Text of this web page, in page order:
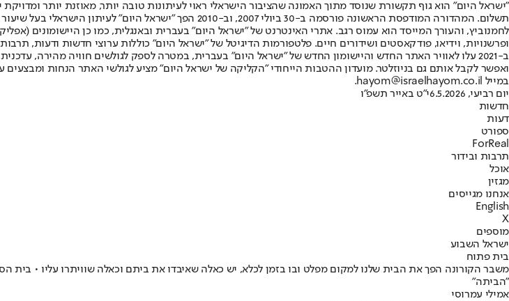
"ישראל היום" הוא גוף תקשורת שנוסד מתוך האמונה שהציבור הישראלי ראוי לעיתונות טובה יותר, מאוזנת יותר
תשלום. המהדורה המודפסת הראשונה פורסמה ב-30 ביולי 2007, וב-
ופרשנויות, וידיאו, פודקאסטים ושידורים חיים. פלטפורמות הדיגיטל של "ישראל היום" כוללות ערוצי חדשות ודעות,
ב-2021 עלו לאוויר האתר החדש והיישומון החדש של "ישראל היום" בעברית, במטרה לספק לגולשים חוויה מהירה,
ואפשר לקבל אותם גם בניוזלטר. מועדון ההטבות הייחודי "הקליקה של ישראל היום" מציע לגולשי האתר הנחות
במייל hayom@israelhayom.co.il.
יום רביעי, 6.5.2026
י"ט באייר תשפ"ו
חדשות
דעות
ספורט
ForReal
תרבות ובידור
אוכל
מגזין
אנחנו מגייסים
English
X
מוספים
ישראל השבוע
בית פתוח
"הביתה"
אמילי עמרוסי